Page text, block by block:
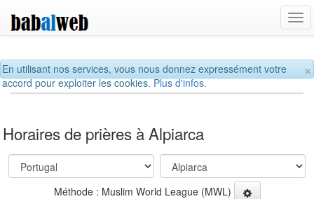
×
En utilisant nos services, vous nous donnez expressément votre
accord pour exploiter les cookies.Plus d'infos.
Horaires de prières à Alpiarca
Méthode : Muslim World League (MWL)